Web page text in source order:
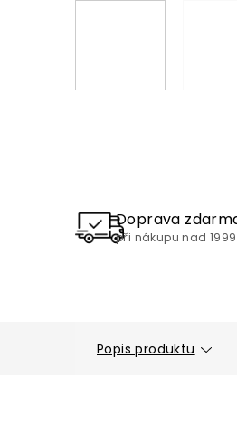
Doprava
při nákupu nad 1999
Popis produktu